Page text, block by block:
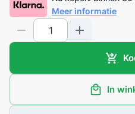
Meer informatie
In